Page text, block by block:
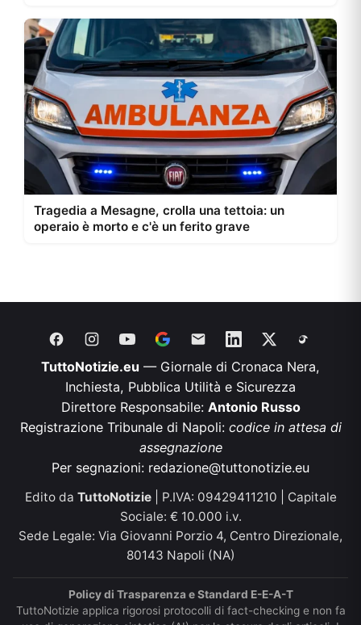
Tragedia a Mesagne, crolla una tettoia: un
operaio è morto e c'è un ferito grave
TuttoNotizie.eu — Giornale di Cronaca Nera,
Inchiesta, Pubblica Utilità e Sicurezza
Direttore Responsabile: Antonio Russo
Registrazione Tribunale di Napoli: codice in attesa di
assegnazione
Per segnazioni: redazione@tuttonotizie.eu
Edito da TuttoNotizie
| P.IVA: 09429411210 | Capitale
Sociale: € 10.000 i.v.
Sede Legale: Via Giovanni Porzio 4, Centro Direzionale,
80143 Napoli (NA)
Policy di Trasparenza e Standard E-E-A-T
TuttoNotizie applica rigorosi protocolli di fact-checking e non fa